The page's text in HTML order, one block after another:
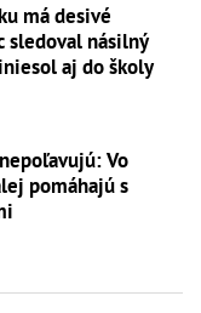
má desivé
sledoval násilný
aj do školy
Vo
pomáhajú s